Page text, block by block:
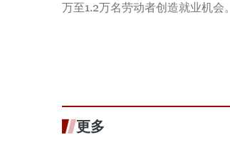
万至1.2万名劳动者创造就业机会。
更多